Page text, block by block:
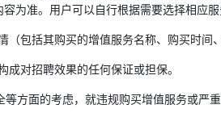
为准。用户可以自行根据需要选择相应服
包括其购买的增值服务名称、购买时间
对招聘效果的任何保证或担保。
方面的考虑，就违规购买增值服务或严